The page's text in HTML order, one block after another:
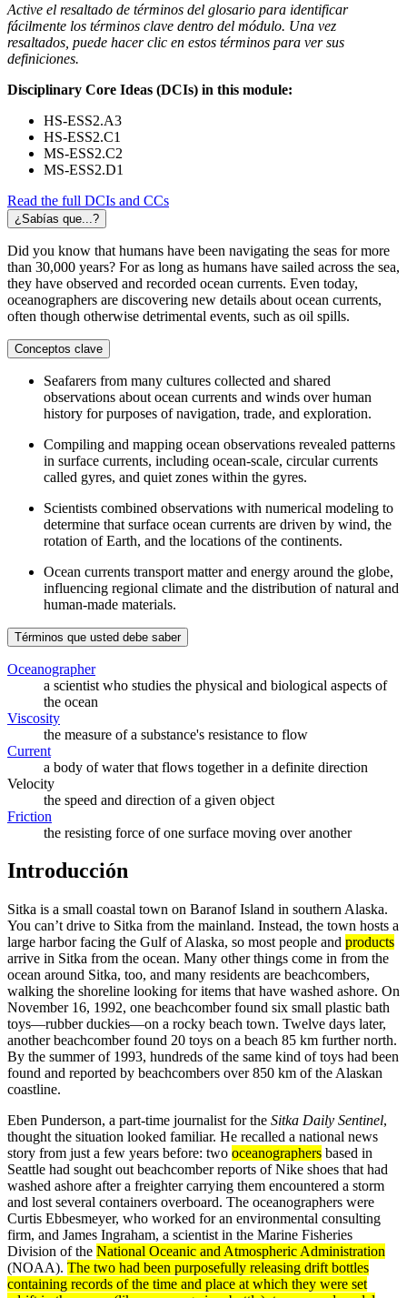
Active el resaltado de términos del glosario para identificar
fácilmente los términos clave dentro del módulo. Una vez
resaltados, puede hacer clic en estos términos para ver sus
definiciones.
Disciplinary Core Ideas (DCIs) in this module:
HS-ESS2.A3
HS-ESS2.C1
MS-ESS2.C2
MS-ESS2.D1
Read the full DCIs and CCs
¿Sabías que...?
Did you know that humans have been navigating the seas for more
than 30,000 years? For as long as humans have sailed across the sea,
they have observed and recorded ocean currents. Even today,
oceanographers are discovering new details about ocean currents,
often though otherwise detrimental events, such as oil spills.
Conceptos clave
Seafarers from many cultures collected and shared
observations about ocean currents and winds over human
history for purposes of navigation, trade, and exploration.
Compiling and mapping ocean observations revealed patterns
in surface currents, including ocean-scale, circular currents
called gyres, and quiet zones within the gyres.
Scientists combined observations with numerical modeling to
determine that surface ocean currents are driven by wind, the
rotation of Earth, and the locations of the continents.
Ocean currents transport matter and energy around the globe,
influencing regional climate and the distribution of natural and
human-made materials.
Términos que usted debe saber
Oceanographer
a scientist who studies the physical and biological aspects of
the ocean
Viscosity
the measure of a substance's resistance to flow
Current
a body of water that flows together in a definite direction
Velocity
the speed and direction of a given object
Friction
the resisting force of one surface moving over another
Introducción
Sitka is a small coastal town on Baranof Island in southern Alaska.
You can’t drive to Sitka from the mainland. Instead, the town hosts a
large harbor facing the Gulf of Alaska, so most people and products
arrive in Sitka from the ocean. Many other things come in from the
ocean around Sitka, too, and many residents are beachcombers,
walking the shoreline looking for items that have washed ashore. On
November 16, 1992, one beachcomber found six small plastic bath
toys—rubber duckies—on a rocky beach town. Twelve days later,
another beachcomber found 20 toys on a beach 85 km further north.
By the summer of 1993, hundreds of the same kind of toys had been
found and reported by beachcombers over 850 km of the Alaskan
coastline.
Eben Punderson, a part-time journalist for the Sitka Daily Sentinel,
thought the situation looked familiar. He recalled a national news
story from just a few years before: two oceanographers based in
Seattle had sought out beachcomber reports of Nike shoes that had
washed ashore after a freighter carrying them encountered a storm
and lost several containers overboard. The oceanographers were
Curtis Ebbesmeyer, who worked for an environmental consulting
firm, and James Ingraham, a scientist in the Marine Fisheries
Division of the National Oceanic and Atmospheric Administration
(NOAA). The two had been purposefully releasing drift bottles
containing records of the time and place at which they were set